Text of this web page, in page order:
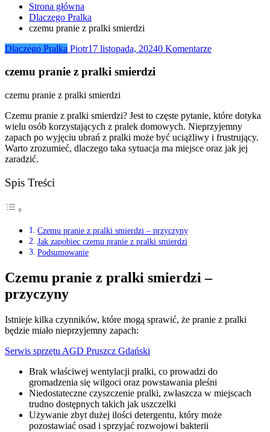
Strona główna
Dlaczego Pralka
czemu pranie z pralki smierdzi
Dlaczego Pralka Piotr17 listopada, 20240 Komentarze
czemu pranie z pralki smierdzi
czemu pranie z pralki smierdzi
Czemu pranie z pralki smierdzi? Jest to częste pytanie, które dotyka
wielu osób korzystających z pralek domowych. Nieprzyjemny
zapach po wyjęciu ubrań z pralki może być uciążliwy i frustrujący.
Warto zrozumieć, dlaczego taka sytuacja ma miejsce oraz jak jej
zaradzić.
Spis Treści
Czemu pranie z pralki smierdzi – przyczyny
Jak zapobiec czemu pranie z pralki smierdzi
Podsumowanie
Czemu pranie z pralki smierdzi –
przyczyny
Istnieje kilka czynników, które mogą sprawić, że pranie z pralki
będzie miało nieprzyjemny zapach:
Serwis sprzętu AGD Pruszcz Gdański
Brak właściwej wentylacji pralki, co prowadzi do
gromadzenia się wilgoci oraz powstawania pleśni
Niedostateczne czyszczenie pralki, zwłaszcza w miejscach
trudno dostępnych takich jak uszczelki
Używanie zbyt dużej ilości detergentu, który może
pozostawiać osad i sprzyjać rozwojowi bakterii